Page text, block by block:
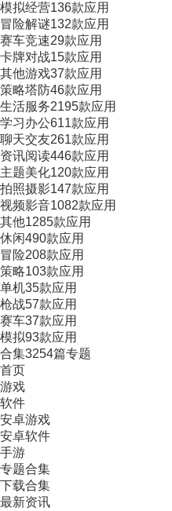
模拟经营136款应用
冒险解谜132款应用
赛车竞速29款应用
卡牌对战15款应用
其他游戏37款应用
策略塔防46款应用
生活服务2195款应用
学习办公611款应用
聊天交友261款应用
资讯阅读446款应用
主题美化120款应用
拍照摄影147款应用
视频影音1082款应用
其他1285款应用
休闲490款应用
冒险208款应用
策略103款应用
单机35款应用
枪战57款应用
赛车37款应用
模拟93款应用
合集3254篇专题
首页
游戏
软件
安卓游戏
安卓软件
手游
专题合集
下载合集
最新资讯